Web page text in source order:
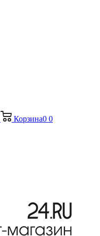
Корзина0 0